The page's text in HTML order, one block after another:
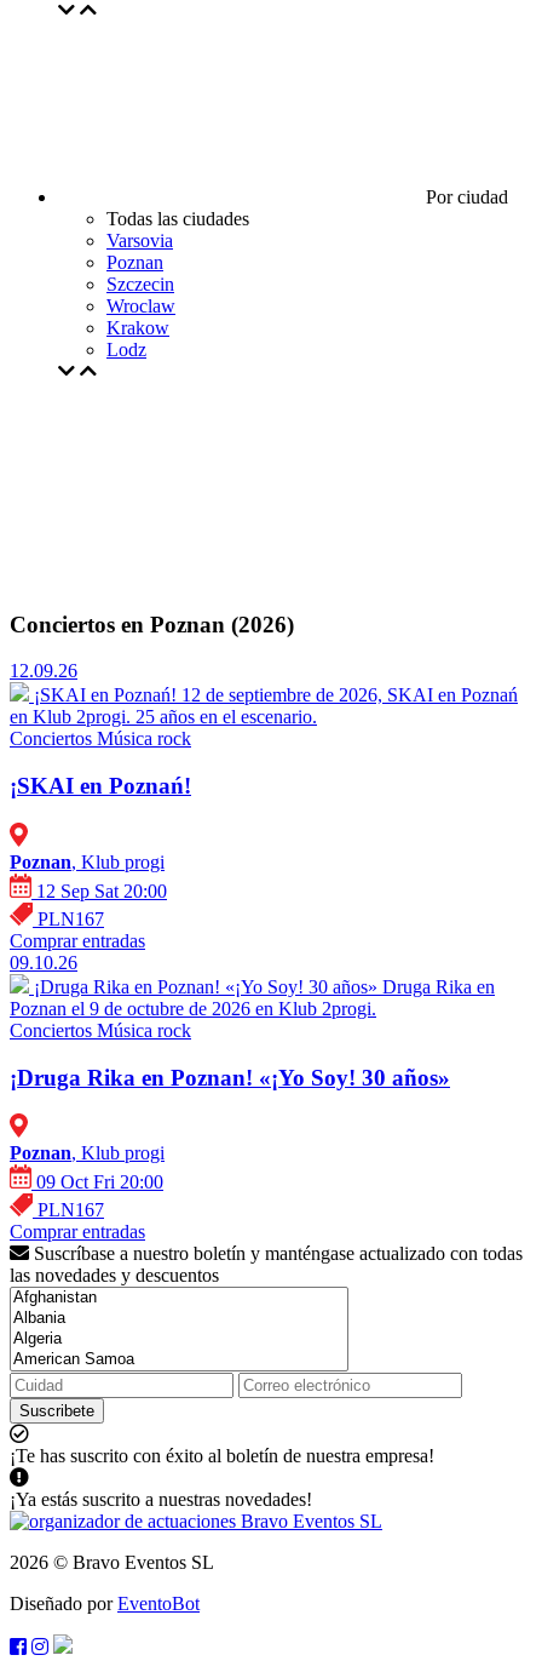
Por ciudad
Todas las ciudades
Varsovia
Poznan
Szczecin
Wroclaw
Krakow
Lodz
Conciertos en Poznan (2026)
12.09.26
¡SKAI en Poznań! 12 de septiembre de 2026, SKAI en Poznań
en Klub 2progi. 25 años en el escenario.
Conciertos Música rock
¡SKAI en Poznań!
Poznan, Klub progi
12 Sep Sat 20:00
PLN167
Comprar entradas
09.10.26
¡Druga Rika en Poznan! «¡Yo Soy! 30 años» Druga Rika en
Poznan el 9 de octubre de 2026 en Klub 2progi.
Conciertos Música rock
¡Druga Rika en Poznan! «¡Yo Soy! 30 años»
Poznan, Klub progi
09 Oct Fri 20:00
PLN167
Comprar entradas
Suscríbase a nuestro boletín y manténgase actualizado con todas
las novedades y descuentos
Suscribete
¡Te has suscrito con éxito al boletín de nuestra empresa!
¡Ya estás suscrito a nuestras novedades!
2026 © Bravo Eventos SL
Diseñado porEventoBot